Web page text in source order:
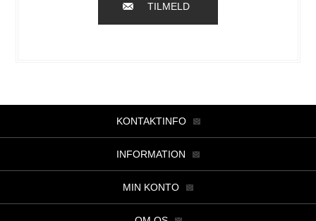
TILMELD
KONTAKTINFO
INFORMATION
MIN KONTO